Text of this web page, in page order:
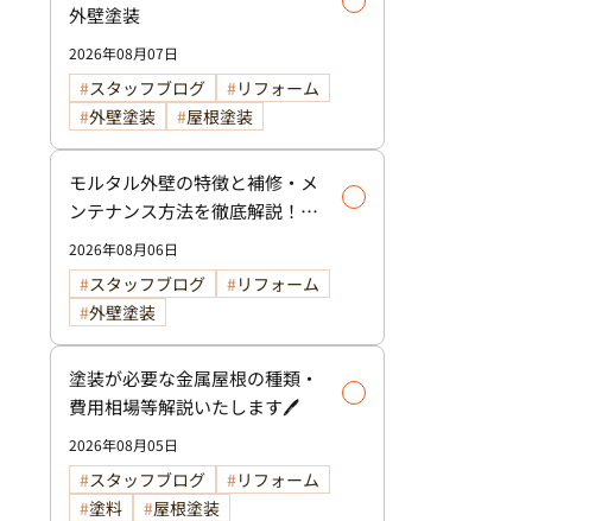
外壁塗装
2026年08月07日
スタッフブログ
リフォーム
外壁塗装
屋根塗装
モルタル外壁の特徴と補修・メ
ンテナンス方法を徹底解説！/
外壁塗装
2026年08月06日
スタッフブログ
リフォーム
外壁塗装
塗装が必要な金属屋根の種類・
費用相場等解説いたします🖊️
2026年08月05日
スタッフブログ
リフォーム
塗料
屋根塗装